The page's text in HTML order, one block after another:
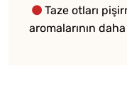
Taze otları
aromalarının